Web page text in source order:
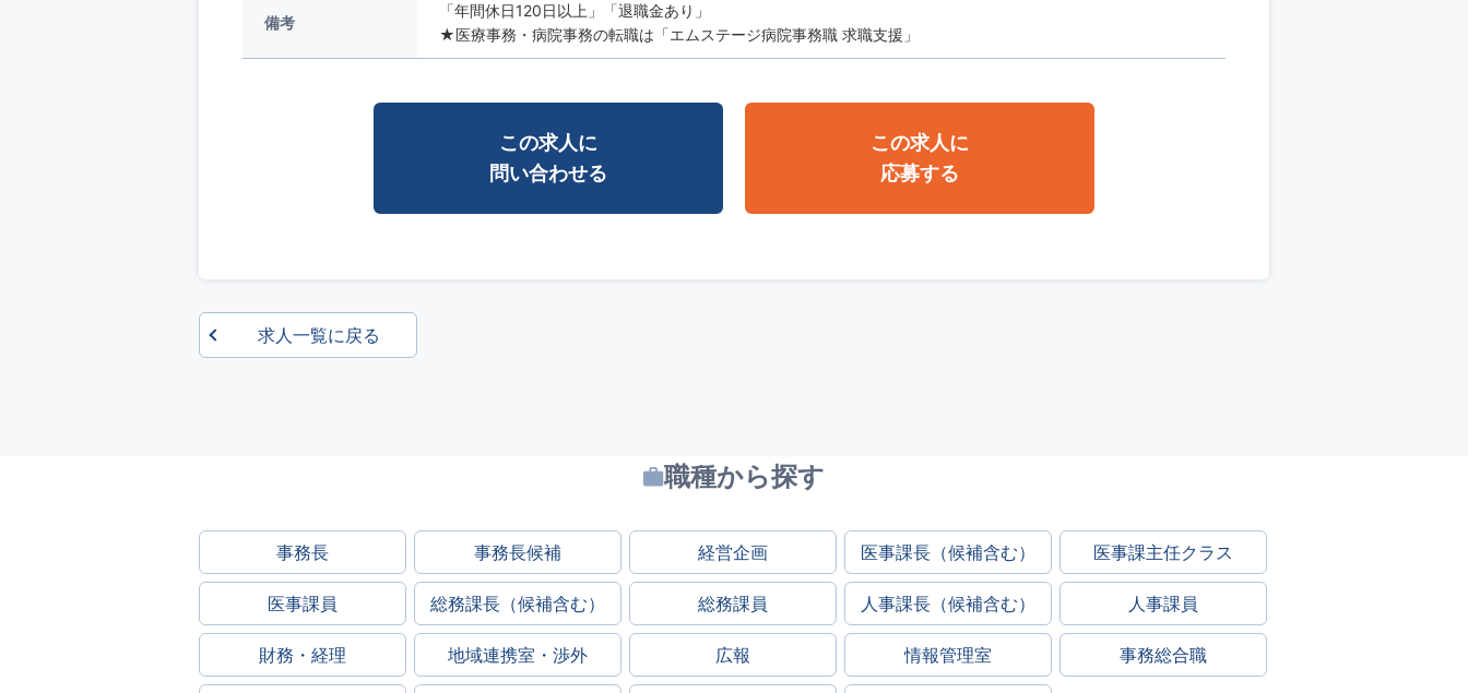
備考
「年間休日120日以上」「退職金あり」
★医療事務・病院事務の転職は「エムステージ病院事務職 求職支援」
この求人に
問い合わせる
この求人に
応募する
求人一覧に戻る
職種から探す
事務長 事務長候補 経営企画 医事課長（候補含む） 医事課主任クラス
医事課員 総務課長（候補含む） 総務課員 人事課長（候補含む） 人事課員
財務・経理 地域連携室・渉外 広報 情報管理室 事務総合職